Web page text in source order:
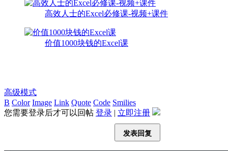
高效人士的Excel必修课-视频+课件
价值1000块钱的Excel课
高级模式
B Color Image Link Quote Code Smilies
您需要登录后才可以回帖 登录 | 立即注册
发表回复